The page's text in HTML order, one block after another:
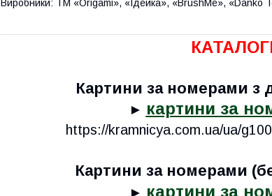
Виробники: ТМ «Origami», «Ідейка», «BrushMe», «Danko
Картини за номерами з
► картини за
https://kramnicya.com.ua/ua/
Картини за номерами
► картини за